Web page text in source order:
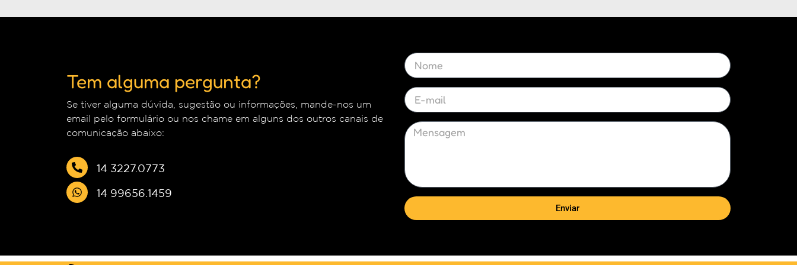
Tem alguma pergunta?
Se tiver alguma dúvida, sugestão ou informações, mande-nos um
email pelo formulário ou nos chame em alguns dos outros canais de
comunicação abaixo:
14 3227.0773
14 99656.1459
Enviar